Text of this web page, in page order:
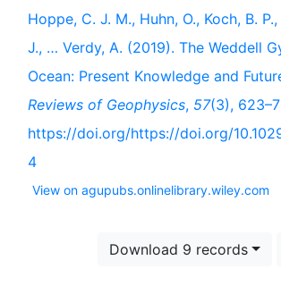
Hoppe, C. J. M., Huhn, O., Koch, B.
J., … Verdy, A. (2019). The Weddell
Ocean: Present Knowledge and
Reviews of Geophysics, 57(3),
https://doi.org/https://doi.org/
4
View on agupubs.onlinelibrary.wiley.com
Download 9 records